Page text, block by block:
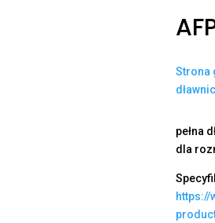
Strona
pełna
dla
https://